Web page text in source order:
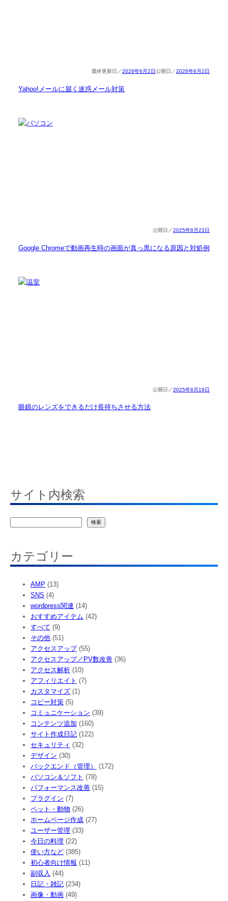
2026年6月2日 2026年6月2日
Yahoo!メールに届く迷惑メール対策
2025年8月23日
Google Chromeで動画再生時の画面が真っ黒になる原因と対処例
2025年8月19日
眼鏡のレンズをできるだけ長持ちさせる方法
サイト内検索
検索
カテゴリー
AMP (13)
SNS (4)
wordpress関連 (14)
おすすめアイテム (42)
すべて (9)
その他 (51)
アクセスアップ(55)
アクセスアップ／PV数改善 (36)
アクセス解析 (10)
アフィリエイト (7)
カスタマイズ (1)
コピー対策 (5)
コミュニケーション (39)
コンテンツ追加 (160)
サイト作成日記 (122)
セキュリティ (32)
デザイン (30)
バックエンド（管理）
(172)
パソコン＆ソフト (78)
パフォーマンス改善 (15)
プラグイン (7)
ペット・動物 (26)
ホームページ作成 (27)
ユーザー管理 (33)
今日の料理 (22)
使い方など (385)
初心者向け情報 (11)
副収入 (44)
日記・雑記 (234)
画像・動画 (49)